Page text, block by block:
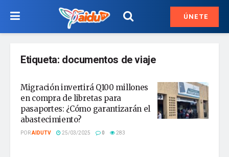
ÚNETE
Etiqueta: documentos de viaje
Migración invertirá Q100 millones
en compra de libretas para
pasaportes: ¿Cómo garantizarán el
abastecimiento?
PORAIDUTV 25/03/2025 0 283